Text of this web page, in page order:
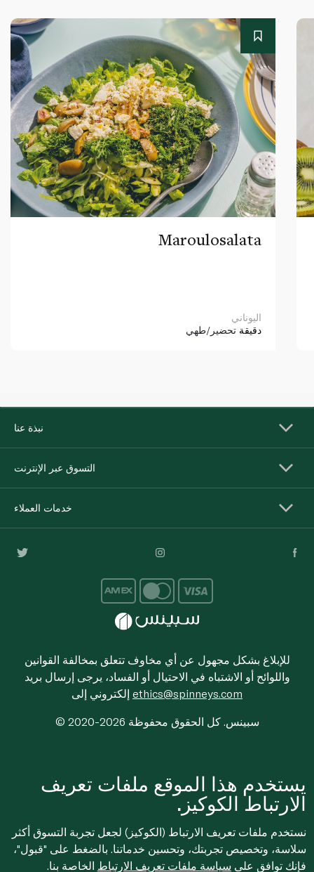
Maroulosalata
اليوناني
دقيقة تحضير/طهي
نبذة عنا
التسوق عبر الإنترنت
خدمات العملاء
للإبلاغ بشكل مجهول عن أي مخاوف تتعلق بمخالفة القوانين
واللوائح أو الاشتباه في الاحتيال أو الفساد، يرجى إرسال بريد
ethics@spinneys.com
© 2020-2026 سبينس. كل الحقوق محفوظة
يستخدم هذا الموقع ملفات تعريف
الارتباط الكوكيز.
نستخدم ملفات تعريف الارتباط (الكوكيز) لجعل تجربة التسوق أكثر
سلاسة، وتخصيص تجربتك، وتحسين خدماتنا. بالضغط على "قبول"،
فإنك توافق على سياسة ملفات تعريف الارتباط الخاصة بنا.